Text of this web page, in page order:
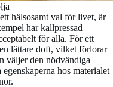
hälsosamt val för livet, är
har kallpressad
för alla. För ett
lättare doft, vilket förlorar
väljer den nödvändiga
hos materialet